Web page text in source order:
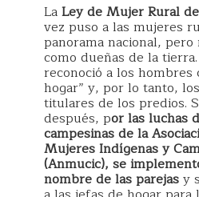
LaLey de Mujer Rural
vez puso a las mujeres
panorama nacional, pero
como dueñas de la
reconoció a los hombres
hogar” y, por lo tanto,
titulares de los predios.
después, por las luchas
campesinas de la
Mujeres Indígenas y
(Anmucic), se
nombre de las parejasy